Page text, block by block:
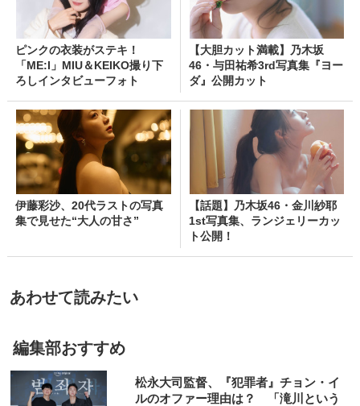
ピンクの衣装がステキ！
「ME:I」MIU＆KEIKO撮り下
ろしインタビューフォト
【大胆カット満載】乃木坂
46・与田祐希3rd写真集『ヨー
ダ』公開カット
伊藤彩沙、20代ラストの写真
集で見せた“大人の甘さ”
【話題】乃木坂46・金川紗耶
1st写真集、ランジェリーカッ
ト公開！
あわせて読みたい
編集部おすすめ
松永大司監督、『犯罪者』チョン・イ
ルのオファー理由は？ 「滝川という